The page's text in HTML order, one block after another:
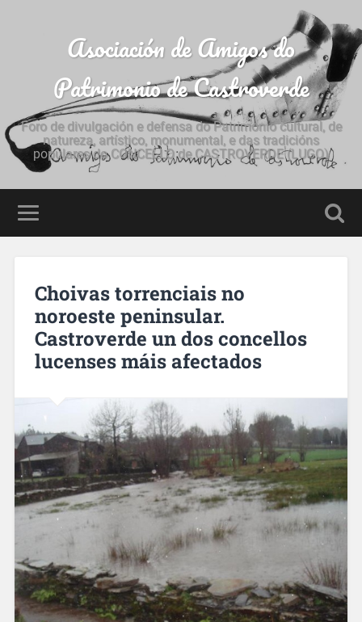
Asociación de Amigos do
Patrimonio de Castroverde
Foro de divulgación e defensa do Patrimonio cultural, de
natureza, artístico, monumental, e das tradicións
populares do CONCELLO de CASTROVERDE (LUGO)
Choivas torrenciais no
noroeste peninsular.
Castroverde un dos concellos
lucenses máis afectados